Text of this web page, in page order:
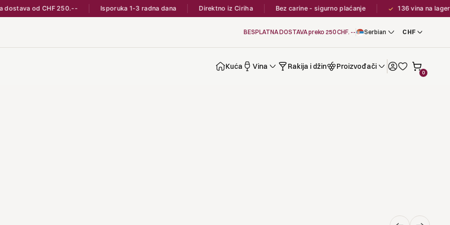
od CHF 250.-- Isporuka 1-3 radna dana Direktno iz Ciriha Bez carine - sigurno plaćanje 136 vina na lageru
BESPLATNA DOSTAVA preko 250 CHF. -- Serbian
Kuća Vina Rakija i džin Proizvođači
0